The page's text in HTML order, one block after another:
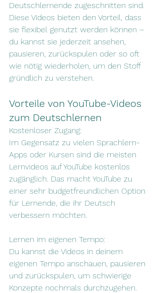
Deutschlernende zugeschnitten sind.
Diese Videos bieten den Vorteil, dass
sie flexibel genutzt werden können –
du kannst sie jederzeit ansehen,
pausieren, zurückspulen oder so oft
wie nötig wiederholen, um den Stoff
gründlich zu verstehen.
Vorteile von YouTube-Videos
zum Deutschlernen
Kostenloser Zugang:
Im Gegensatz zu vielen Sprachlern-
Apps oder Kursen sind die meisten
Lernvideos auf YouTube kostenlos
zugänglich. Das macht YouTube zu
einer sehr budgetfreundlichen Option
für Lernende, die ihr Deutsch
verbessern möchten.
Lernen im eigenen Tempo:
Du kannst die Videos in deinem
eigenen Tempo anschauen, pausieren
und zurückspulen, um schwierige
Konzepte nochmals durchzugehen.